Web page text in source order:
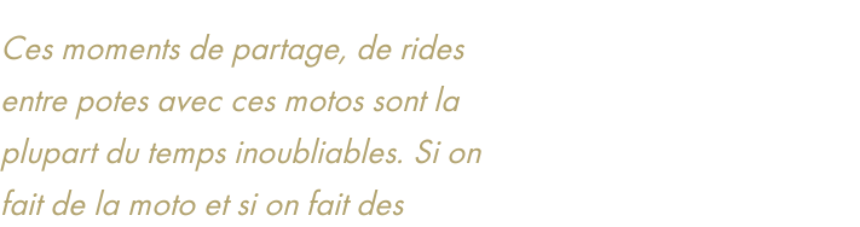
Ces moments de partage, de rides
entre potes avec ces motos sont la
plupart du temps inoubliables. Si on
fait de la moto et si on fait des